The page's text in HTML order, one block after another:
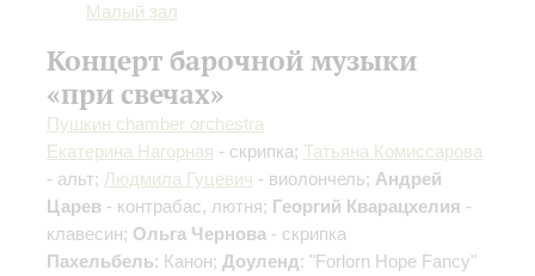
Малый зал
Концерт барочной музыки
«при свечах»
Пушкин chamber orchestra
Екатерина Нагорная - скрипка; Татьяна Комиссарова
- альт; Людмила Гуцевич - виолончель; Андрей
Царев - контрабас, лютня; Георгий Кварацхелия -
клавесин; Ольга Чернова - скрипка
Пахельбель: Канон; Доуленд: "Forlorn Hope Fancy"